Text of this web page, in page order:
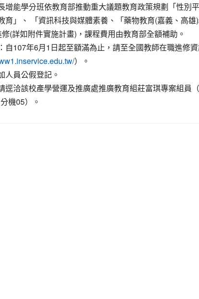
增能學分班依教育部推動重大議題教育政策規劃「性別
育」、 「資訊科技與媒體素養、「藥物教育(嘉義、高雄
(詳如附件實施計畫)，課程費用由教育部全額補助。
自107年6月1日起至額滿為止，請至全國教師在職進修
）。
人員公假登記。
逕洽該校產學營運及推廣處推廣教育組莊富琪專案組員
機05）。